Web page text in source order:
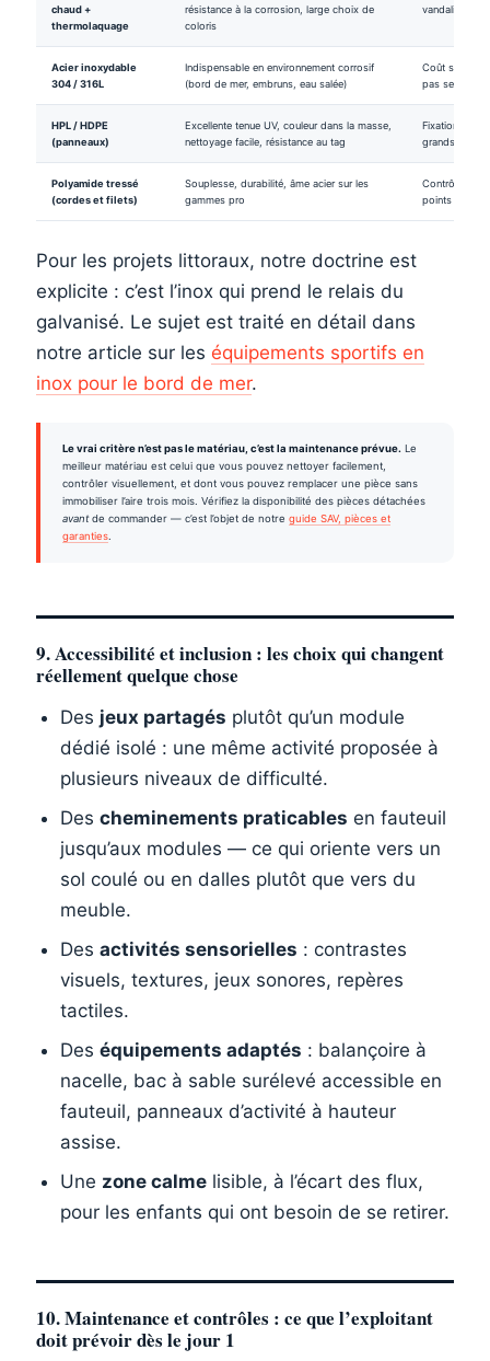
chaud +
thermolaquage
résistance à la corrosion, large choix de
coloris
vandalisme
Acier inoxydable
304 / 316L
Indispensable en environnement corrosif
(bord de mer, embruns, eau salée)
Coût
pas
HPL / HDPE
(panneaux)
Excellente tenue UV, couleur dans la masse,
nettoyage facile, résistance au tag
Fixations et
grands
Polyamide tressé
(cordes et filets)
Souplesse, durabilité, âme acier sur les
gammes pro
Contrôle des
points de
Pour les projets littoraux, notre doctrine est
explicite : c’est l’inox qui prend le relais du
galvanisé. Le sujet est traité en détail dans
notre article sur les équipements sportifs en
inox pour le bord de mer.
Le vrai critère n’est pas le matériau, c’est la maintenance prévue. Le
meilleur matériau est celui que vous pouvez nettoyer facilement,
contrôler visuellement, et dont vous pouvez remplacer une pièce sans
immobiliser l’aire trois mois. Vérifiez la disponibilité des pièces détachées
avantde commander — c’est l’objet de notre guide SAV, pièces et
garanties
9. Accessibilité et inclusion : les choix qui changent
réellement quelque chose
Des jeux partagés plutôt qu’un module
dédié isolé : une même activité proposée à
plusieurs niveaux de difficulté.
Des cheminements praticables en fauteuil
jusqu’aux modules — ce qui oriente vers un
sol coulé ou en dalles plutôt que vers du
meuble.
Des activités sensorielles : contrastes
visuels, textures, jeux sonores, repères
tactiles.
Des équipements adaptés : balançoire à
nacelle, bac à sable surélevé accessible en
fauteuil, panneaux d’activité à hauteur
assise.
Une zone calme lisible, à l’écart des flux,
pour les enfants qui ont besoin de se retirer.
10. Maintenance et contrôles : ce que l’exploitant
doit prévoir dès le jour 1